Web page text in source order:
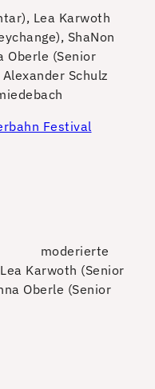
Lea Karwoth
ShaNon
Oberle (Senior
Schulz
Festival
moderierte
Karwoth (Senior
Oberle (Senior